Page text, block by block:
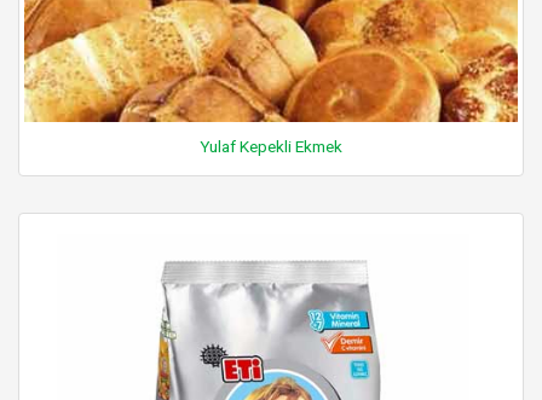
Yulaf Kepekli Ekmek